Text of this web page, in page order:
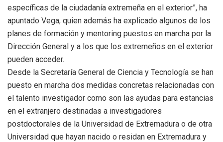
específicas de la ciudadanía extremeña en el exterior”, ha
apuntado Vega, quien además ha explicado algunos de los
planes de formación y mentoring puestos en marcha por la
Dirección General y a los que los extremeños en el exterior
pueden acceder.
Desde la Secretaría General de Ciencia y Tecnología se han
puesto en marcha dos medidas concretas relacionadas con
el talento investigador como son las ayudas para estancias
en el extranjero destinadas a investigadores
postdoctorales de la Universidad de Extremadura o de otra
Universidad que hayan nacido o residan en Extremadura y